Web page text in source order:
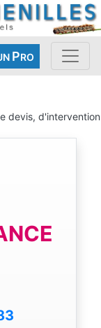
PRO
devis, d'intervention